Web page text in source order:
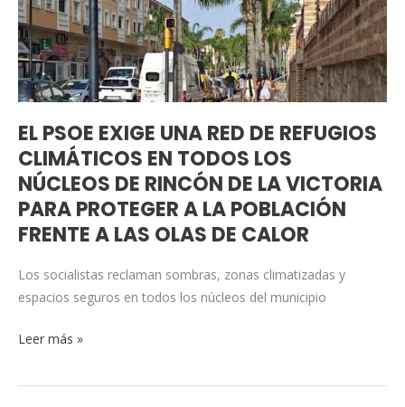
EL PSOE EXIGE UNA RED DE REFUGIOS
CLIMÁTICOS EN TODOS LOS
NÚCLEOS DE RINCÓN DE LA VICTORIA
PARA PROTEGER A LA POBLACIÓN
FRENTE A LAS OLAS DE CALOR
Los socialistas reclaman sombras, zonas climatizadas y
espacios seguros en todos los núcleos del municipio
DE
REFUGIOS
CLIMÁTICOS
EN
TODOS
LOS
NÚCLEOS
DE
RINCÓN
DE
LA
PARA
PROTEGER
LA
Leer más »